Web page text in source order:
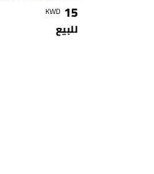
15
KWD
للبيع